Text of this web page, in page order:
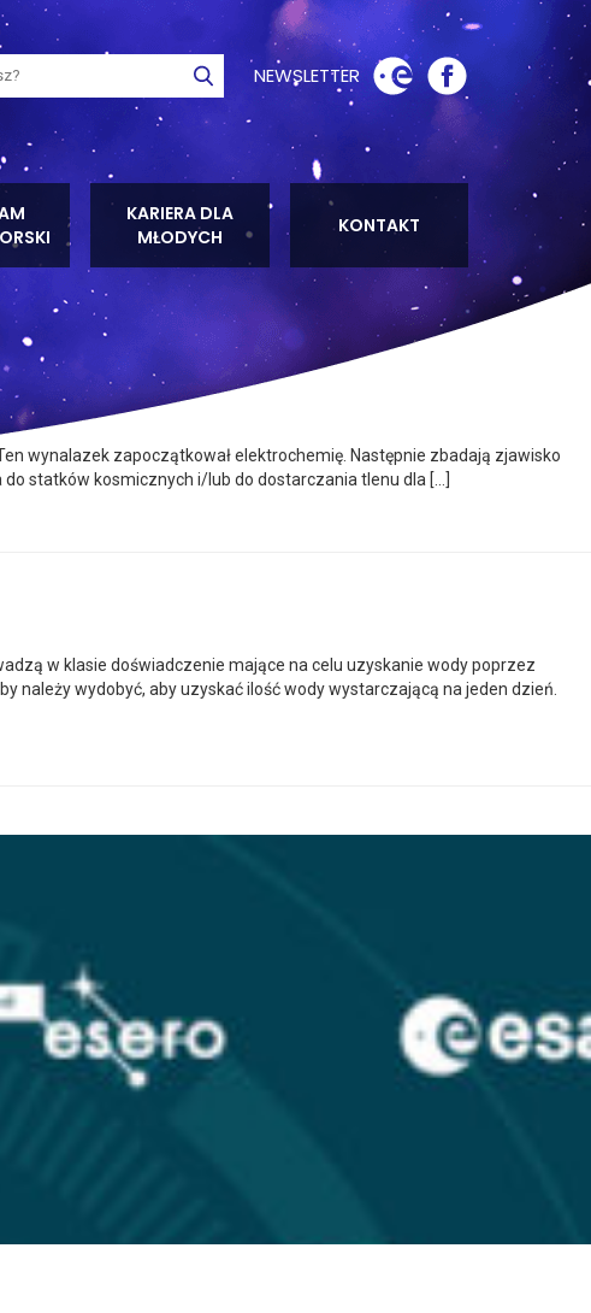
NEWSLETTER
KARIERA DLA
MŁODYCH
KONTAKT
Szukaj
wynalazek zapoczątkował elektrochemię. Następnie zbadają zjawisko
do statków kosmicznych i/lub do dostarczania tlenu dla […]
w klasie doświadczenie mające na celu uzyskanie wody poprzez
wydobyć, aby uzyskać ilość wody wystarczającą na jeden dzień.